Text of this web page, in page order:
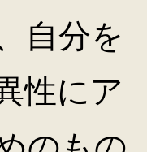
自分を
性にア